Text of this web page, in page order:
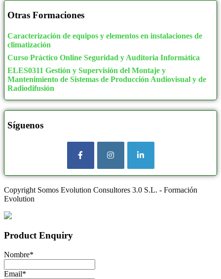
Otras Formaciones
Caracterización de equipos y elementos en instalaciones de
climatización
Curso Práctico Online Seguridad y Auditoria Informática
ELES0311 Gestión y Supervisión del Montaje y
Mantenimiento de Sistemas de Producción Audiovisual y de
Radiodifusión
Síguenos
Copyright Somos Evolution Consultores 3.0 S.L. - Formación
Evolution
Product Enquiry
Nombre*
Email*